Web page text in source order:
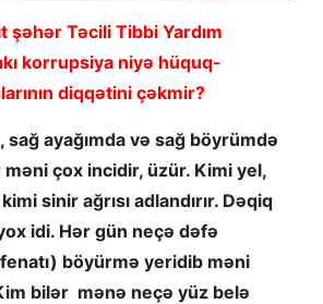
şəhər Təcili Tibbi Yardım
korrupsiya niyə hüquq-
diqqətini çəkmir?
sağ ayağımda və sağ böyrümdə
məni çox incidir, üzür. Kimi yel,
sinir ağrısı adlandırır. Dəqiq
idi. Hər gün neçə dəfə
böyürmə yeridib məni
bilər mənə neçə yüz belə